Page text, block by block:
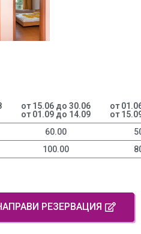
от 15.06 до 30.06
от 01.09 до 14.09
от
от
60.00
100.00
РЕЗЕРВАЦИЯ